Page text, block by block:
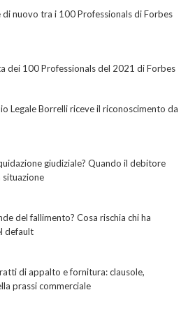
di nuovo tra i 100 Professionals di Forbes
dei 100 Professionals del 2021 di Forbes
Legale Borrelli riceve il riconoscimento da
giudiziale? Quando il debitore
situazione
del fallimento? Cosa rischia chi ha
default
di appalto e fornitura: clausole,
prassi commerciale